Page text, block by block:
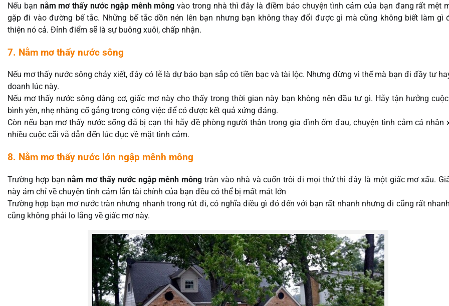
Nếu bạn nằm mơ thấy nước ngập mênh mông vào trong nhà thì đây là điềm báo chuyện tình cảm của bạn đang rất mệt
gặp đi vào đường bế tắc. Những bế tắc dồn nén lên bạn nhưng bạn không thay đổi được gì mà cũng không biết làm gì
thiện nó cả. Đỉnh điểm sẽ là sự buông xuôi, chấp nhận.
7. Nằm mơ thấy nước sông
Nếu mơ thấy nước sông chảy xiết, đây có lẽ là dự báo bạn sắp có tiền bạc và tài lộc. Nhưng đừng vì thế mà bạn đi đầy tư
doanh lúc này.
Nếu mơ thấy nước sông dâng cơ, giấc mơ này cho thấy trong thời gian này bạn không nên đầu tư gì. Hãy tận hưởng
bình yên, nhẹ nhàng cố gắng trong công việc để có được kết quả xứng đáng.
Còn nếu bạn mơ thấy nước sống đã bị cạn thì hãy đề phòng người thân trong gia đình ốm đau, chuyện tình cảm cá nhân
nhiều cuộc cãi vã dẫn đến lúc đục về mặt tình cảm.
8. Nằm mơ thấy nước lớn ngập mênh mông
Trường hợp bạnnằm mơ thấy nước ngập mênh mông tràn vào nhà và cuốn trôi đi mọi thứ thì đây là một giấc mơ xấu.
này ám chỉ về chuyện tình cảm lẫn tài chính của bạn đều có thể bị mất mát lớn
Trường hợp bạn mơ nước tràn nhưng nhanh trong rút đi, có nghĩa điều gì đó đến với bạn rất nhanh nhưng đi cũng rất
cũng không phải lo lắng về giấc mơ này.